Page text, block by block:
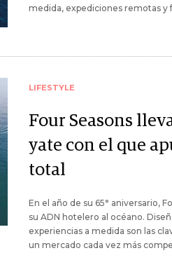
medida, expediciones remotas y
LIFESTYLE
Four Seasons
yate con el que
total
En el año de su 65° aniversario,
su ADN hotelero al océano.
experiencias a medida son las
un mercado cada vez más